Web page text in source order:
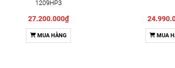
1209HP3
27.200.000₫
MUA HÀNG MUA